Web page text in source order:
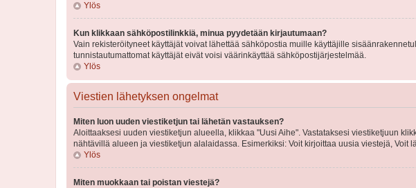
Ylös
Kun klikkaan sähköpostilinkkiä, minua pyydetään kirjautumaan?
Vain rekisteröityneet käyttäjät voivat lähettää sähköpostia muille käyttäjille
tunnistautumattomat käyttäjät eivät voisi väärinkäyttää sähköpostijärjestelmää.
Ylös
Viestien lähetyksen ongelmat
Miten luon uuden viestiketjun tai lähetän vastauksen?
Aloittaaksesi uuden viestiketjun alueella, klikkaa "Uusi Aihe". Vastataksesi viestiketjuun
nähtävillä alueen ja viestiketjun alalaidassa. Esimerkiksi: Voit kirjoittaa uusia viestejä, Voit
Ylös
Miten muokkaan tai poistan viestejä?